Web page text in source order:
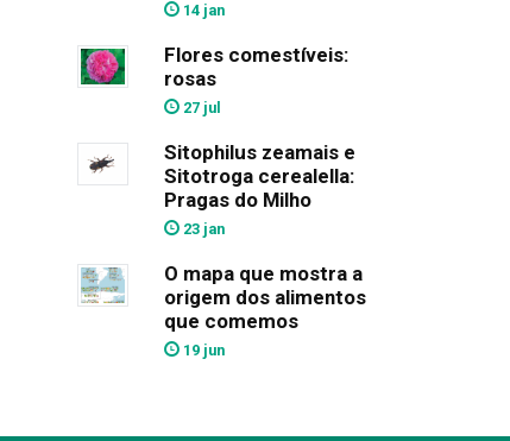
14 jan
Flores comestíveis:
rosas
27 jul
Sitophilus zeamais e
Sitotroga cerealella:
Pragas do Milho
23 jan
O mapa que mostra a
origem dos alimentos
que comemos
19 jun